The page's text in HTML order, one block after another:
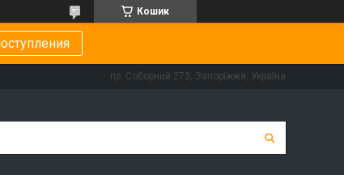
Кошик
пр. Соборний 273, Запоріжжя, Україна